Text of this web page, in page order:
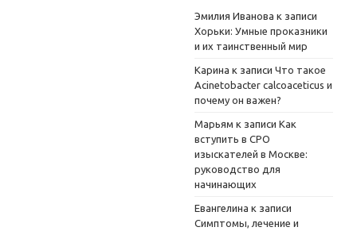
Эмилия Иванова к записи
Хорьки: Умные проказники
и их таинственный мир
Карина к записи Что такое
Acinetobacter calcoaceticus и
почему он важен?
Марьям к записи Как
вступить в СРО
изыскателей в Москве:
руководство для
начинающих
Евангелина к записи
Симптомы, лечение и